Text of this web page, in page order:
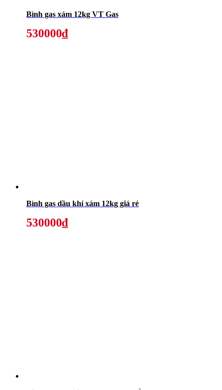
Bình gas xám 12kg VT Gas
530000₫
Bình gas dầu khí xám 12kg giá rẻ
530000₫